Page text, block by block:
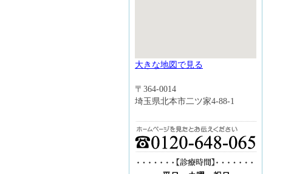
大きな地図で見る
〒364-0014
埼玉県北本市二ツ家4-88-1